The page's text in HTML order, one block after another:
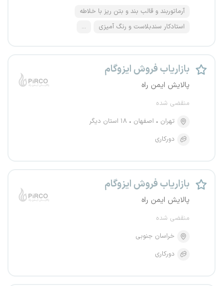
آرماتوربند و قالب بند و بتن ریز با خلاطه
استادکار سندبلاست و رنگ آمیزی
...
بازاریاب فروش ایزوگام
پالایش ایمن راه
منقضی شده
تهران
اصفهان
۱۸ استان دیگر
دورکاری
بازاریاب فروش ایزوگام
پالایش ایمن راه
منقضی شده
خراسان جنوبی
دورکاری